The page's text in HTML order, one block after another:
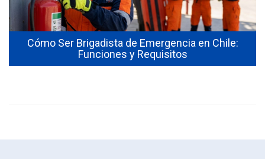
Cómo Ser Brigadista de Emergencia en Chile:
Funciones y Requisitos